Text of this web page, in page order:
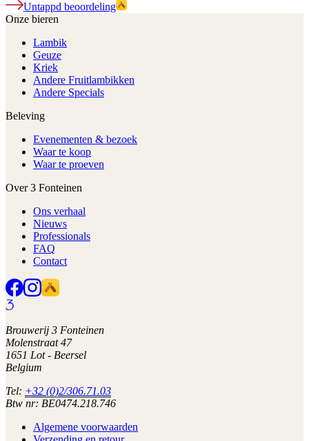
Untappd beoordeling
Onze bieren
Lambik
Geuze
Kriek
Andere Fruitlambikken
Andere Specials
Beleving
Evenementen & bezoek
Waar te koop
Waar te proeven
Over 3 Fonteinen
Ons verhaal
Nieuws
Professionals
FAQ
Contact
Brouwerij 3 Fonteinen
Molenstraat 47
1651 Lot - Beersel
Belgium
Tel: +32 (0)2/306.71.03
Btw nr: BE0474.218.746
Algemene voorwaarden